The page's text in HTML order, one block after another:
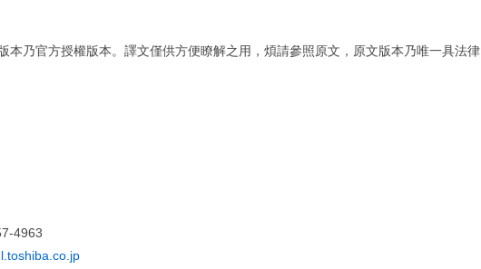
本乃官方授權版本。譯文僅供方便瞭解之用，煩請參照原文，原文版本乃唯一具法律
4963